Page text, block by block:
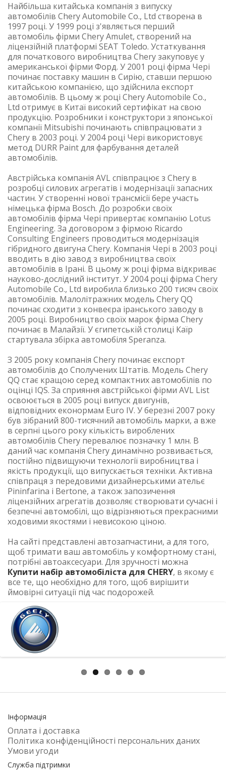
Найбільша китайська компанія з випуску
автомобілів Chery Automobile Co., Ltd створена в
1997 році. У 1999 році з'являється перший
автомобіль фірми Chery Amulet, створений на
ліцензійній платформі SEAT Toledo. Устаткування
для початкового виробництва Chery закуповує у
американської фірми Форд. У 2001 році фірма Чері
починає поставку машин в Сирію, ставши першою
китайською компанією, що здійснила експорт
автомобілів. В цьому ж році Chery Automobile Co.,
Ltd отримує в Китаї високий сертифікат на свою
продукцію. Розробники і конструктори з японської
компанії Mitsubishi починають співпрацювати з
Chery в 2003 році. У 2004 році Чері використовує
метод DURR Paint для фарбування деталей
автомобілів.
Австрійська компанія AVL співпрацює з Chery в
розробці силових агрегатів і модернізації запасних
частин. У створенні нової трансмісії бере участь
німецька фірма Bosch. До розробки своїх
автомобілів фірма Чері привертає компанію Lotus
Engineering. За договором з фірмою Ricardo
Consulting Engineers проводиться модернізація
гібридного двигуна Chery. Компанія Чері в 2003 році
вводить в дію завод з виробництва своїх
автомобілів в Ірані. В цьому ж році фірма відкриває
науково-дослідний інститут. У 2004 році фірма Chery
Automobile Co., Ltd виробила близько 200 тисяч своїх
автомобілів. Малолітражних модель Chery QQ
починає сходити з конвеєра іранського заводу в
2005 році. Виробництво своїх марок фірма Chery
починає в Малайзії. У єгипетській столиці Каїр
стартувала збірка автомобіля Speranza.
З 2005 року компанія Chery починає експорт
автомобілів до Сполучених Штатів. Модель Chery
QQ стає кращою серед компактних автомобілів по
оцінці IQS. За сприяння австрійської фірми AVL List
освоюється в 2005 році випуск двигунів,
відповідних еконормам Euro IV. У березні 2007 року
був зібраний 800-тисячний автомобіль марки, а вже
в серпні цього року кількість вироблених
автомобілів Chery перевалює позначку 1 млн. В
даний час компанія Chery динамічно розвивається,
постійно підвищуючи технології виробництва і
якість продукції, що випускається техніки. Активна
співпраця з передовими дизайнерськими ательє
Pininfarina і Bertone, а також запозичення
ліцензійних агрегатів дозволяє створювати сучасні і
безпечні автомобілі, що відрізняються прекрасними
ходовими якостями і невисокою ціною.
На сайті представлені автозапчастини, а для того,
щоб тримати ваш автомобіль у комфортному стані,
потрібні автоаксесуари. Для зручності можна
Купити набір автомобіліста для CHERY, в якому є
все те, що необхідно для того, щоб вирішити
ймовірні ситуації під час подорожей.
Інформація
Оплата і доставка
Політика конфіденційності персональних даних
Умови угоди
Служба підтримки